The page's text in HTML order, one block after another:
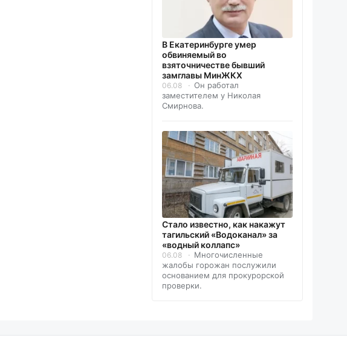
В Екатеринбурге умер
обвиняемый во
взяточничестве бывший
замглавы МинЖКХ
06.08
Он работал
заместителем у Николая
Смирнова.
Стало известно, как накажут
тагильский «Водоканал» за
«водный коллапс»
06.08
Многочисленные
жалобы горожан послужили
основанием для прокурорской
проверки.